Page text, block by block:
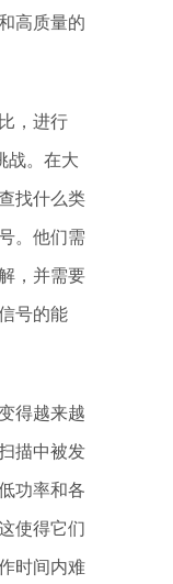
高质量的
，进行
战。在大
找什么类
。他们需
，并需要
号的能
得越来越
描中被发
功率和各
使得它们
时间内难